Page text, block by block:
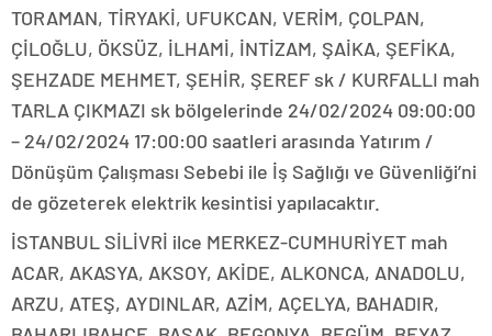
TORAMAN, TİRYAKİ, UFUKCAN, VERİM, ÇOLPAN,
ÇİLOĞLU, ÖKSÜZ, İLHAMİ, İNTİZAM, ŞAİKA, ŞEFİKA,
ŞEHZADE MEHMET, ŞEHİR, ŞEREF sk / KURFALLI mah
TARLA ÇIKMAZI sk bölgelerinde 24/02/2024 09:00:00
– 24/02/2024 17:00:00 saatleri arasında Yatırım /
Dönüşüm Çalışması Sebebi ile İş Sağlığı ve Güvenliği’ni
de gözeterek elektrik kesintisi yapılacaktır.
İSTANBUL SİLİVRİ ilce MERKEZ-CUMHURİYET mah
ACAR, AKASYA, AKSOY, AKİDE, ALKONCA, ANADOLU,
ARZU, ATEŞ, AYDINLAR, AZİM, AÇELYA, BAHADIR,